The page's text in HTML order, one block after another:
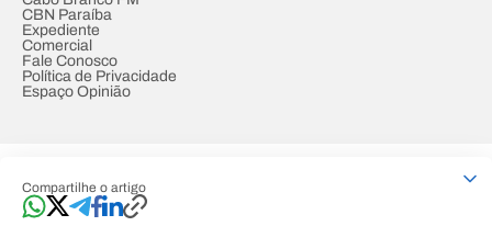
Compartilhe o artigo
CBN Paraíba
Expediente
Comercial
Fale Conosco
Política de Privacidade
Espaço Opinião
Developed by Designed by